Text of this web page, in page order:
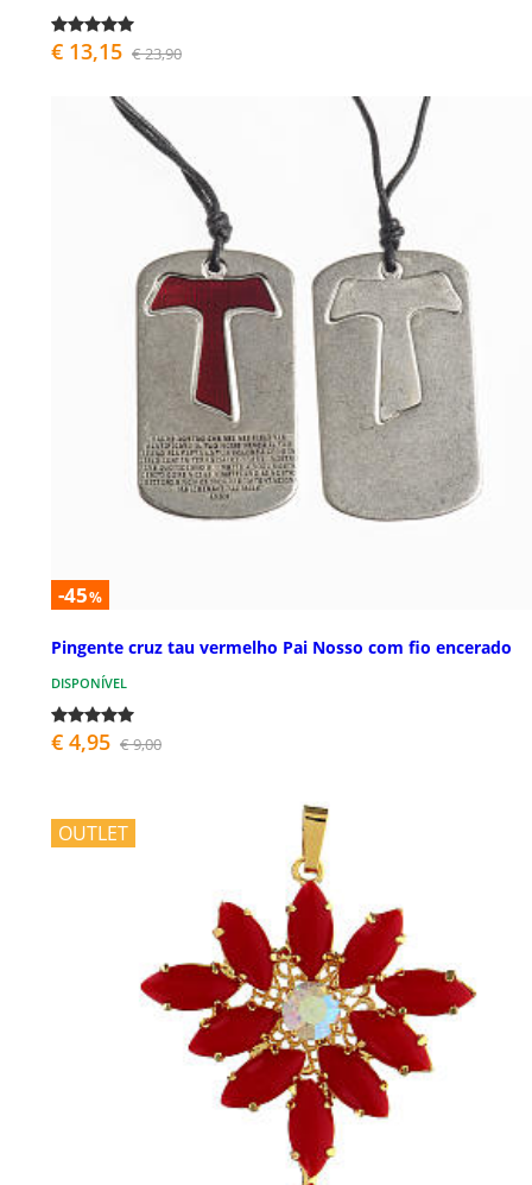
€ 13,15 € 23,90
-45%
Pingente cruz tau vermelho Pai Nosso com fio encerado
DISPONÍVEL
€ 4,95 € 9,00
OUTLET